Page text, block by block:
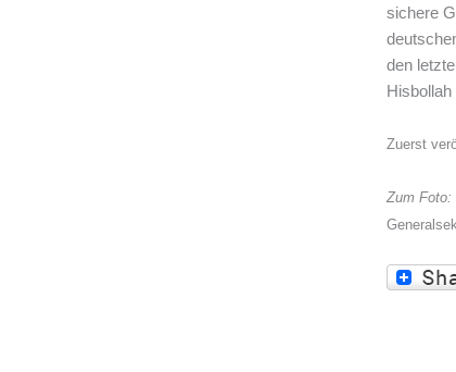
sichere
den
Zuerst
Zum Foto: